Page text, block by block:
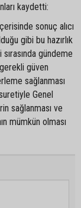
kaydetti:
sonuç alıcı
gibi bu hazırlık
gündeme
güven
sağlanması
Genel
sağlanması ve
mümkün olması